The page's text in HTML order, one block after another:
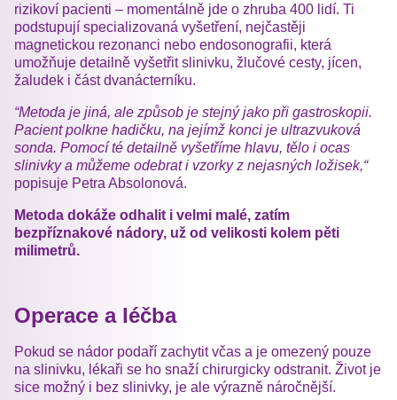
rizikoví pacienti – momentálně jde o zhruba 400 lidí. Ti
podstupují specializovaná vyšetření, nejčastěji
magnetickou rezonanci nebo endosonografii, která
umožňuje detailně vyšetřit slinivku, žlučové cesty, jícen,
žaludek i část dvanácterníku.
“Metoda je jiná, ale způsob je stejný jako při gastroskopii.
Pacient polkne hadičku, na jejímž konci je ultrazvuková
sonda. Pomocí té detailně vyšetříme hlavu, tělo i ocas
slinivky a můžeme odebrat i vzorky z nejasných ložisek,“
popisuje Petra Absolonová.
Metoda dokáže odhalit i velmi malé, zatím
bezpříznakové nádory, už od velikosti kolem pěti
milimetrů.
Operace a léčba
Pokud se nádor podaří zachytit včas a je omezený pouze
na slinivku, lékaři se ho snaží chirurgicky odstranit. Život je
sice možný i bez slinivky, je ale výrazně náročnější.